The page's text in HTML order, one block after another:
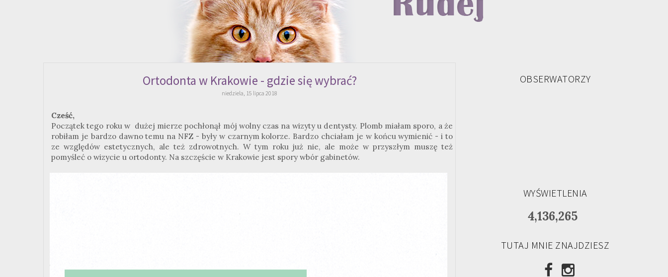
Ortodonta w Krakowie - gdzie się wybrać?
niedziela, 15 lipca 2018
Cześć,
Początek tego roku w dużej mierze pochłonął mój wolny czas na wizyty u dentysty. Plomb miałam sporo, a że
robiłam je bardzo dawno temu na NFZ - były w czarnym kolorze. Bardzo chciałam je w końcu wymienić - i to
ze względów estetycznych, ale też zdrowotnych. W tym roku już nie, ale może w przyszłym muszę też
pomyśleć o wizycie u ortodonty. Na szczęście w Krakowie jest spory wbór gabinetów.
OBSERWATORZY
WYŚWIETLENIA
4,136,265
TUTAJ MNIE ZNAJDZIESZ